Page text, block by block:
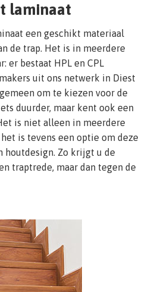
laminaat
een geschikt materiaal
de trap. Het is in meerdere
er bestaat HPL en CPL
uit ons netwerk in Diest
om te kiezen voor de
duurder, maar kent ook een
is niet alleen in meerdere
is tevens een optie om deze
houtdesign. Zo krijgt u de
traptrede, maar dan tegen de